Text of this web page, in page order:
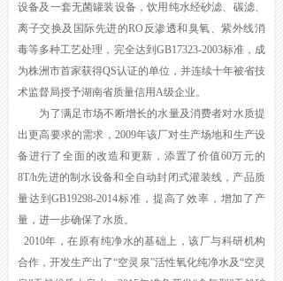
设备及一套无菌罐装设备，饮用纯水经砂滤、碳滤、
离子交换及国际先进的RO反渗透和臭氧、紫外线消
毒等多种工艺处理，完全达到GB17323-2003标准，成
为株洲市首家获得QS认证的单位，并连续十年被省技
术监督局授予湖南省质量信用A级企业。
为了满足市场不断增长的水量及消费者对水质提
出更高要求的需求，2009年该厂对生产场地和生产设
备进行了全面的改造和更新，添置了价值60万元的
8T/h先进的制水设备和全自动封闭式灌装线，产品质
量达到GB19298-2014标准，提高了效率，增加了产
量，进一步确保了水质。
2010年，在原有纯净水的基础上，该厂与科研机构
合作，开发生产出了“空灵泉”活性氧化纯净水及“空灵